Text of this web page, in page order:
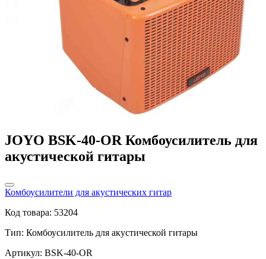
JOYO BSK-40-OR Комбоусилитель для
акустической гитары
Комбоусилители для акустических гитар
Код товара: 53204
Тип: Комбоусилитель для акустической гитары
Артикул: BSK-40-OR